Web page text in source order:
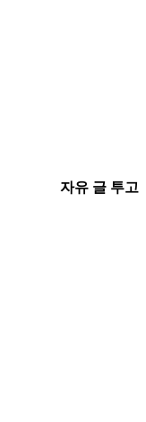
자유 글 투고